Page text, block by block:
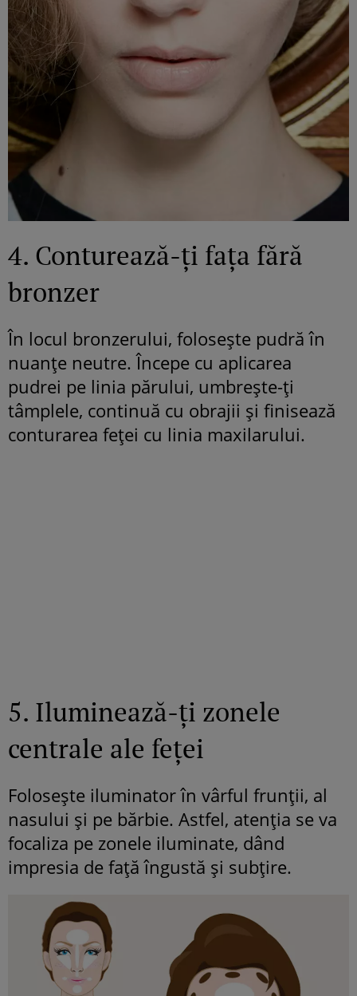
4. Conturează-ți fața fără
bronzer
În locul bronzerului, folosește pudră în
nuanțe neutre. Începe cu aplicarea
pudrei pe linia părului, umbrește-ți
tâmplele, continuă cu obrajii și finisează
conturarea feței cu linia maxilarului.
5. Iluminează-ți zonele
centrale ale feței
Folosește iluminator în vârful frunții, al
nasului și pe bărbie. Astfel, atenția se va
focaliza pe zonele iluminate, dând
impresia de față îngustă și subțire.